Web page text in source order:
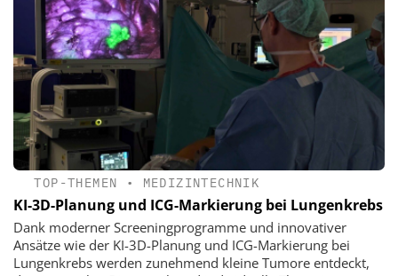
TOP-THEMEN • MEDIZINTECHNIK
KI-3D-Planung und ICG-Markierung bei Lungenkrebs
Dank moderner Screeningprogramme und innovativer
Ansätze wie der KI-3D-Planung und ICG-Markierung bei
Lungenkrebs werden zunehmend kleine Tumore entdeckt,